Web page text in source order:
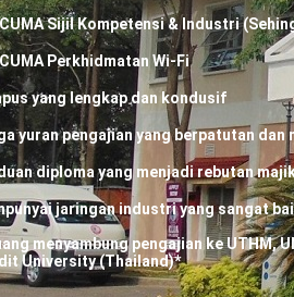
Sijil Kompetensi & Industri
Perkhidmatan Wi-Fi
yang lengkap dan kondusif
yuran pengajian yang berpatutan dan
diploma yang menjadi rebutan
jaringan industri yang sangat
menyambung pengajian ke UTHM,
University (Thailand)*